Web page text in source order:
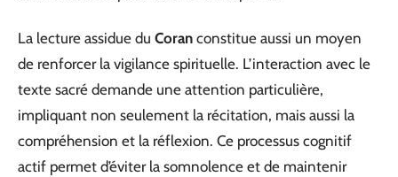
La lecture assidue du Coran constitue aussi un moyen
de renforcer la vigilance spirituelle. L’interaction avec le
texte sacré demande une attention particulière,
impliquant non seulement la récitation, mais aussi la
compréhension et la réflexion. Ce processus cognitif
actif permet d’éviter la somnolence et de maintenir